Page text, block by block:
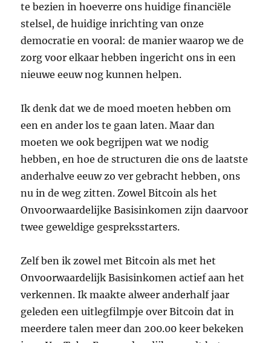
te bezien in hoeverre ons huidige financiële
stelsel, de huidige inrichting van onze
democratie en vooral: de manier waarop we de
zorg voor elkaar hebben ingericht ons in een
nieuwe eeuw nog kunnen helpen.
Ik denk dat we de moed moeten hebben om
een en ander los te gaan laten. Maar dan
moeten we ook begrijpen wat we nodig
hebben, en hoe de structuren die ons de laatste
anderhalve eeuw zo ver gebracht hebben, ons
nu in de weg zitten. Zowel Bitcoin als het
Onvoorwaardelijke Basisinkomen zijn daarvoor
twee geweldige gespreksstarters.
Zelf ben ik zowel met Bitcoin als met het
Onvoorwaardelijk Basisinkomen actief aan het
verkennen. Ik maakte alweer anderhalf jaar
geleden een uitlegfilmpje over Bitcoin dat in
meerdere talen meer dan 200.00 keer bekeken